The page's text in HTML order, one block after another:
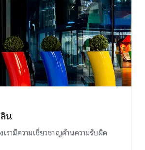
น
รามีความเชี่ยวชาญด้านความรับผิด